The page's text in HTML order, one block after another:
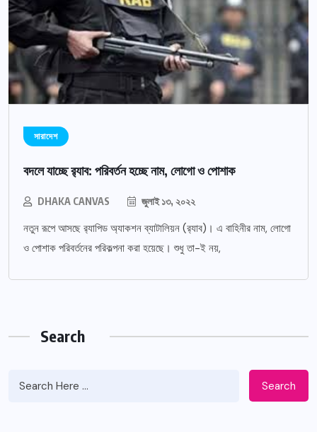
সারাদেশ
বদলে যাচ্ছে র‌্যাব: পরিবর্তন হচ্ছে নাম, লোগো ও পোশাক
DHAKA CANVAS জুলাই ১৩, ২০২২
নতুন রূপে আসছে র‌্যাপিড অ্যাকশন ব্যাটালিয়ন (র‌্যাব)। এ বাহিনীর নাম, লোগো
ও পোশাক পরিবর্তনের পরিকল্পনা করা হয়েছে। শুধু তা-ই নয়,
Search
Search